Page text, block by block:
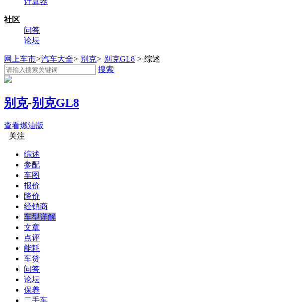
社区
问答
论坛
网上车市>汽车大全> 别克> 别克GL8 > 综述
搜索
别克-别克GL8
查看燃油版
关注
综述
参配
车图
报价
降价
经销商
车型详解
文章
点评
能耗
车贷
问答
论坛
保养
二手车